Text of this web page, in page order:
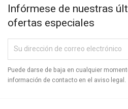
Infórmese de nuestras
ofertas especiales
Puede darse de baja en cualquier
información de contacto en el aviso legal.